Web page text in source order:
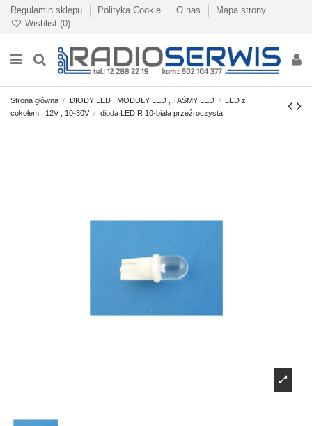
Regulamin sklepu Polityka Cookie O nas
Mapa strony
Wishlist (0)
Strona główna DIODY LED , MODUŁY LED , TAŚMY LED
LED z
cokołem , 12V , 10-30V
dioda LED R 10-biała przeźroczysta